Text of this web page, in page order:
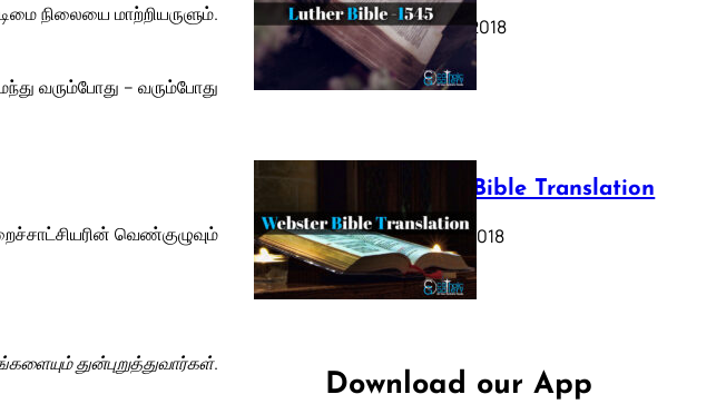
நிலையை மாற்றியருளும்.
வரும்போது – வரும்போது
வெண்குழுவும்
துன்புறுத்துவார்கள்.
October 17, 2018
Webster Bible Translation
October 11, 2018
Download our App